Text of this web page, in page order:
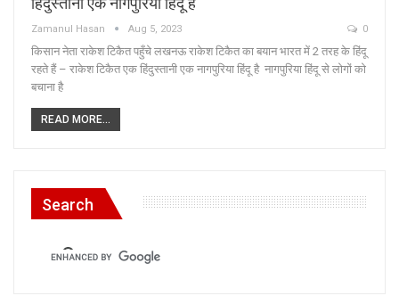
Zamanul Hasan Aug 5, 2023 0
किसान नेता राकेश टिकैत पहुँचे लखनऊ राकेश टिकैत का बयान भारत में 2 तरह के हिंदू
रहते हैं – राकेश टिकैत एक हिंदुस्तानी एक नागपुरिया हिंदू है नागपुरिया हिंदू से लोगों को
बचाना है
READ MORE...
Search